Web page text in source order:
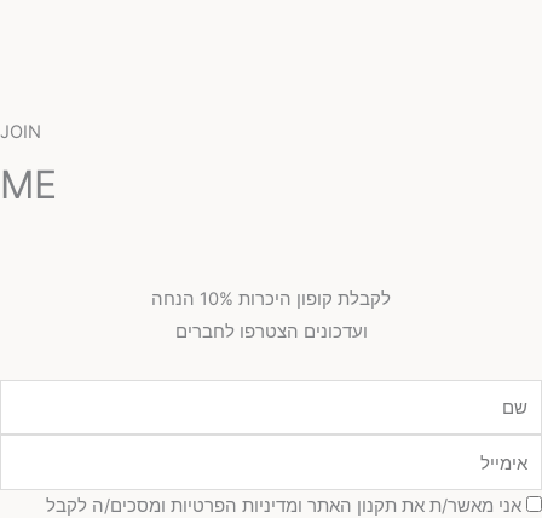
JOIN
ME
לקבלת קופון היכרות 10% הנחה
ועדכונים הצטרפו לחברים
אני מאשר/ת את תקנון האתר ומדיניות הפרטיות ומסכים/ה לקבל